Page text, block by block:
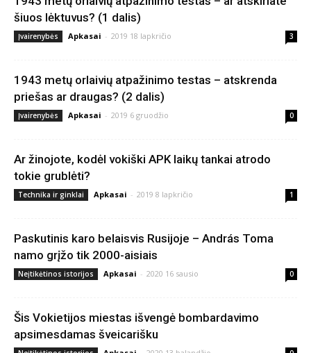
šiuos lėktuvus? (1 dalis)
Įvairenybės Apkasai - 2019 18 lapkričio 3
1943 metų orlaivių atpažinimo testas – atskrenda
priešas ar draugas? (2 dalis)
Įvairenybės Apkasai - 2019 6 gruodžio 0
Ar žinojote, kodėl vokiški APK laikų tankai atrodo
tokie grublėti?
Technika ir ginklai Apkasai - 2019 8 lapkričio 1
Paskutinis karo belaisvis Rusijoje – András Toma
namo grįžo tik 2000-aisiais
Neįtikėtinos istorijos Apkasai - 2020 16 sausio 0
Šis Vokietijos miestas išvengė bombardavimo
apsimesdamas šveicarišku